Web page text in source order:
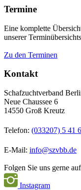
Termine
Eine komplette
unserer
Zu den Terminen
Kontakt
Schafzuchtverband
Neue Chaussee 6
14550 Groß Kreutz
Telefon: (033207) 5 41
E-Mail: info@szvbb.de
Folgen Sie uns gerne auf
Instagram